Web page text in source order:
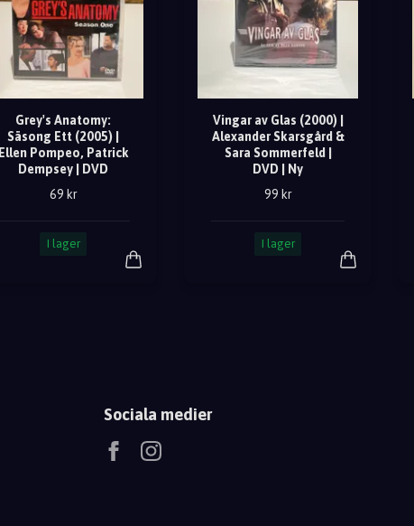
Grey's Anatomy:
Säsong Ett (2005) |
Ellen Pompeo, Patrick
Dempsey | DVD
69 kr
I lager
Vingar av Glas (2000) |
Alexander Skarsgård &
Sara Sommerfeld |
DVD | Ny
99 kr
I lager
Sociala medier